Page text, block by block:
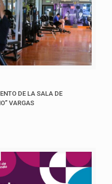
DE LA SALA DE
VARGAS